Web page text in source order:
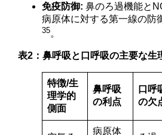
免疫防御: 鼻のろ過機能と
病原体に対する第一線の防
35。
表2：鼻呼吸と口呼吸の主要な生
特徴/生
理学的
側面
鼻呼吸
の利点
口呼
の欠
病原体